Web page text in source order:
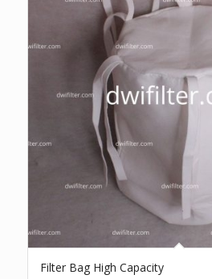
Filter Bag High Capacity